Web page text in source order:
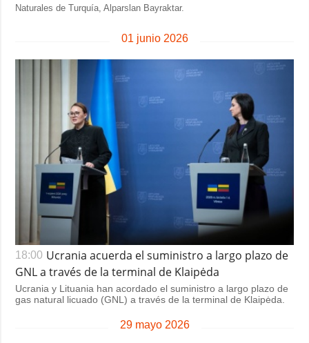
ADICIONAL
Releases
imágenes
Naturales de Turquía, Alparslan Bayraktar.
01 junio 2026
18:00 Ucrania acuerda el suministro a largo plazo de
GNL a través de la terminal de Klaipėda
Ucrania y Lituania han acordado el suministro a largo plazo de
gas natural licuado (GNL) a través de la terminal de Klaipėda.
29 mayo 2026